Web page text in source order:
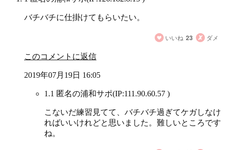
バチバチに仕掛けてもらいたい。
いいね 23 ダメ
このコメントに返信
2019年07月19日 16:05
1.1 匿名の浦和サポ(IP:111.90.60.57 )
こないだ練習見てて、バチバチ過ぎてケガしなけ
ればいいけれどと思いました。難しいところです
ね。